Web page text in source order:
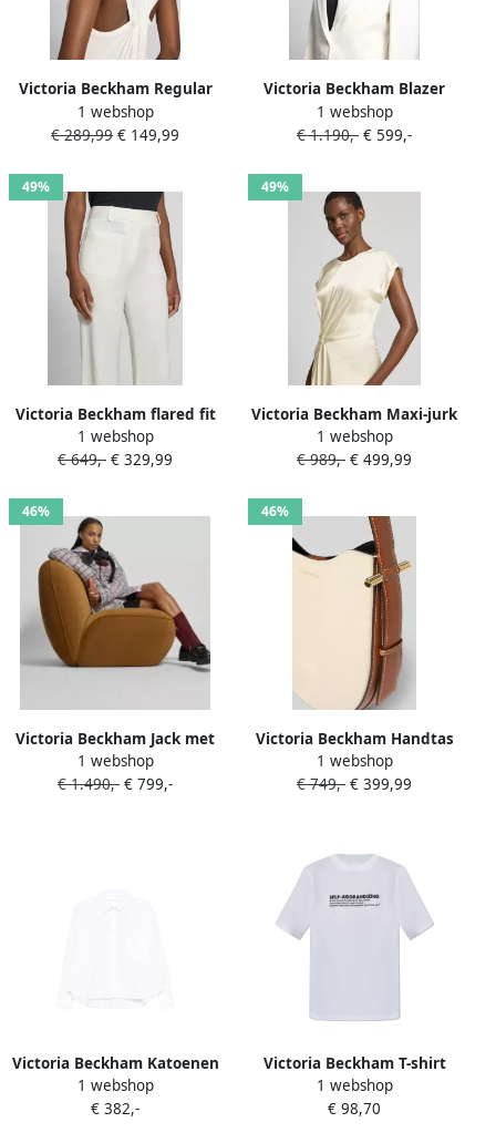
Victoria Beckham Regular
fit top met linnen-aandeel
1 webshop
€ 289,99 € 149,99
Victoria Beckham Blazer
van wolmix met borstzak
1 webshop
€ 1.190,- € 599,-
49%
Victoria Beckham flared fit
stoffen broek van wolmix
1 webshop
€ 649,- € 329,99
49%
Victoria Beckham Maxi-jurk
met viscose
1 webshop
€ 989,- € 499,99
46%
Victoria Beckham Jack met
linnen aandeel
1 webshop
€ 1.490,- € 799,-
46%
Victoria Beckham Handtas
met draagband
1 webshop
€ 749,- € 399,99
Victoria Beckham Katoenen
shirt Wit
1 webshop
€ 382,-
Victoria Beckham T-shirt
met print White Dames
1 webshop
€ 98,70